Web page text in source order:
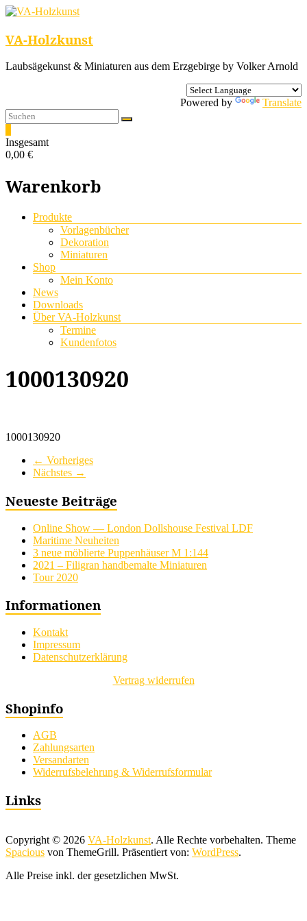
VA-Holzkunst
Laubsägekunst & Miniaturen aus dem Erzgebirge by Volker Arnold
Powered by Translate
Insgesamt
0,00 €
Warenkorb
Menü
Produkte
Vorlagenbücher
Dekoration
Miniaturen
Shop
Mein Konto
News
Downloads
Über VA-Holzkunst
Termine
Kundenfotos
1000130920
1000130920
← Vorheriges
Nächstes →
Neueste Beiträge
Online Show — London Dollshouse Festival LDF
Maritime Neuheiten
3 neue möblierte Puppenhäuser M 1:144
2021 – Filigran handbemalte Miniaturen
Tour 2020
Informationen
Kontakt
Impressum
Datenschutzerklärung
Vertrag widerrufen
Shopinfo
AGB
Zahlungsarten
Versandarten
Widerrufsbelehrung & Widerrufsformular
Links
Copyright © 2026 VA-Holzkunst. Alle Rechte vorbehalten. Theme
Spacious von ThemeGrill. Präsentiert von: WordPress.
Alle Preise inkl. der gesetzlichen MwSt.